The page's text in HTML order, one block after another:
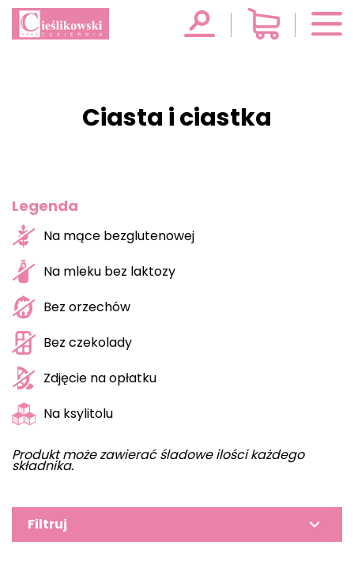
Ciasta i ciastka
Legenda
Na mące bezglutenowej
Na mleku bez laktozy
Bez orzechów
Bez czekolady
Zdjęcie na opłatku
Na ksylitolu
Produkt może zawierać śladowe ilości każdego
składnika.
Filtruj